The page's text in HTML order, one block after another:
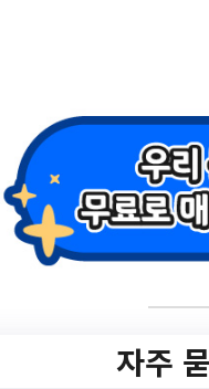
2.
사 양
모집
✅ 지원 소
자주